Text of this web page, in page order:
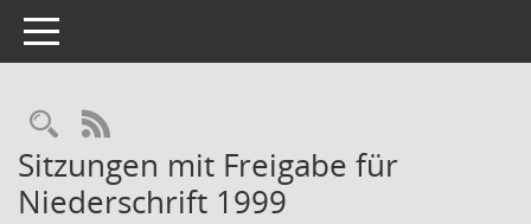
Toggle navigation
Rechercheauswahl
RSS-Feed
Sitzungen mit Freigabe für
Niederschrift 1999